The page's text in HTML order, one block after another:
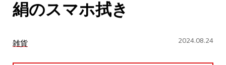
チケットプレゼント応募
絹のスマホ拭き
雑貨 2024.08.24